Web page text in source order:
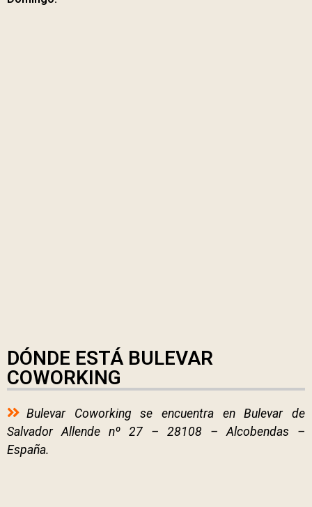
DÓNDE ESTÁ BULEVAR
COWORKING
Bulevar Coworking se encuentra en Bulevar de
Salvador Allende nº 27 – 28108 – Alcobendas –
España.